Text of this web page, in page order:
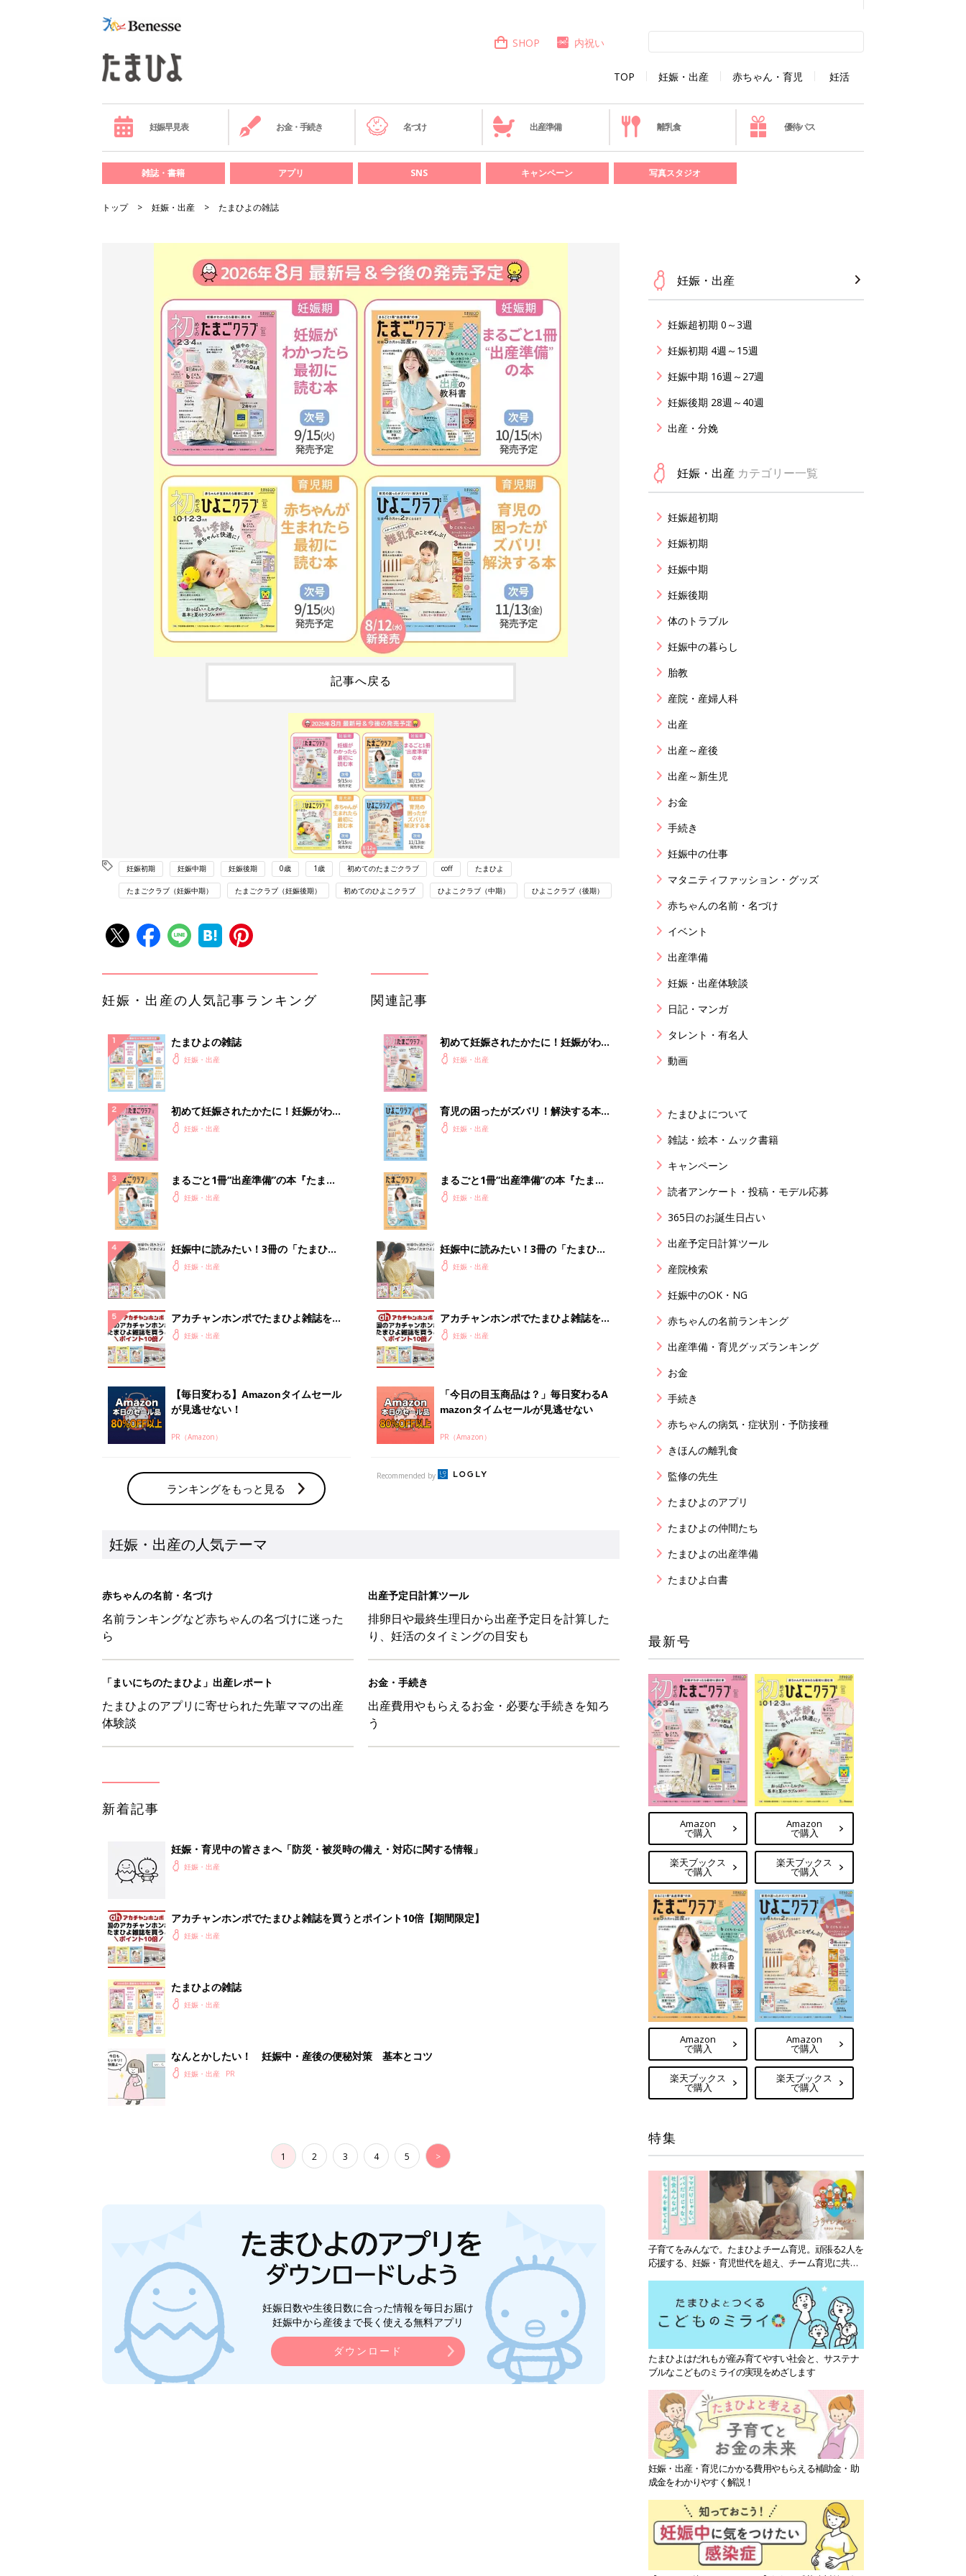
TOP 妊娠・出産 赤ちゃん・育児 妊活
SHOP 内祝い
妊娠早見表 お金・手続き 名づけ 出産準備 離乳食 優待パス
雑誌・書籍 アプリ SNS キャンペーン 写真スタジオ
トップ 妊娠・出産 たまひよの雑誌
記事へ戻る
妊娠初期 妊娠中期 妊娠後期 0歳 1歳 初めてのたまごクラブ coff たまひよ
たまごクラブ（妊娠中期） たまごクラブ（妊娠後期） 初めてのひよこクラブ ひよこクラブ（中期） ひよこクラブ（後期）
妊娠・出産の人気記事ランキング
たまひよの雑誌
妊娠・出産
初めて妊娠されたかたに！妊娠がわか
ったら最初に読む本『初めてのたまご
妊娠・出産
まるごと1冊“出産準備”の本『たまご
クラブ 夏号』〈スペシャル大特集〉
妊娠・出産
妊娠中に読みたい！3冊の「たまひ
よ」妊娠・出産
アカチャンホンポでたまひよ雑誌を買
うとポイント10倍【期間限定】
妊娠・出産
【毎日変わる】Amazonタイムセール
が見逃せない！
PR（Amazon）
ランキングをもっと見る
関連記事
初めて妊娠されたかたに！妊娠がわか
ったら最初に読む本『初めてのたまご
妊娠・出産
育児の困ったがズバリ！解決する本
『ひよこクラブ 秋号』 4カ月～2才
妊娠・出産
まるごと1冊“出産準備”の本『たまご
クラブ 夏号』〈スペシャル大特集〉
妊娠・出産
妊娠中に読みたい！3冊の「たまひ
よ」妊娠・出産
アカチャンホンポでたまひよ雑誌を買
うとポイント10倍【期間限定】
妊娠・出産
「今日の目玉商品は？」毎日変わるA
mazonタイムセールが見逃せない
PR（Amazon）
Recommended by
妊娠・出産の人気テーマ
赤ちゃんの名前・名づけ
名前ランキングなど赤ちゃんの名づけに迷った
ら
出産予定日計算ツール
排卵日や最終生理日から出産予定日を計算した
り、妊活のタイミングの目安も
「まいにちのたまひよ」出産レポート
たまひよのアプリに寄せられた先輩ママの出産
体験談
お金・手続き
出産費用やもらえるお金・必要な手続きを知ろ
う
新着記事
妊娠・育児中の皆さまへ「防災・被災時の備え・対応に関する情報」
妊娠・出産
アカチャンホンポでたまひよ雑誌を買うとポイント10倍【期間限定】
妊娠・出産
たまひよの雑誌
妊娠・出産
なんとかしたい！ 妊娠中・産後の便秘対策 基本とコツ
妊娠・出産
1 2 3 4 5 >
妊娠日数や生後日数に合った情報を毎日お届け
妊娠中から産後まで長く使える無料アプリ
ダウンロード
妊娠・出産
妊娠超初期 0～3週
妊娠初期 4週～15週
妊娠中期 16週～27週
妊娠後期 28週～40週
出産・分娩
妊娠・出産 カテゴリー一覧
妊娠超初期
妊娠初期
妊娠中期
妊娠後期
体のトラブル
妊娠中の暮らし
胎教
産院・産婦人科
出産
出産～産後
出産～新生児
お金
手続き
妊娠中の仕事
マタニティファッション・グッズ
赤ちゃんの名前・名づけ
イベント
出産準備
妊娠・出産体験談
日記・マンガ
タレント・有名人
動画
たまひよについて
雑誌・絵本・ムック書籍
キャンペーン
読者アンケート・投稿・モデル応募
365日のお誕生日占い
出産予定日計算ツール
産院検索
妊娠中のOK・NG
赤ちゃんの名前ランキング
出産準備・育児グッズランキング
お金
手続き
赤ちゃんの病気・症状別・予防接種
きほんの離乳食
監修の先生
たまひよのアプリ
たまひよの仲間たち
たまひよの出産準備
たまひよ白書
最新号
Amazon
で購入
楽天ブックス
で購入
Amazon
で購入
楽天ブックス
で購入
Amazon
で購入
楽天ブックス
で購入
Amazon
で購入
楽天ブックス
で購入
特集
子育てをみんなで。たまひよチーム育児。頑張る2人を
応援する、妊娠・育児世代を超え、チーム育児に共感
たまひよはだれもが産み育てやすい社会と、サステナ
ブルなこどものミライの実現をめざします
妊娠・出産・育児にかかる費用やもらえる補助金・助
成金をわかりやすく解説！